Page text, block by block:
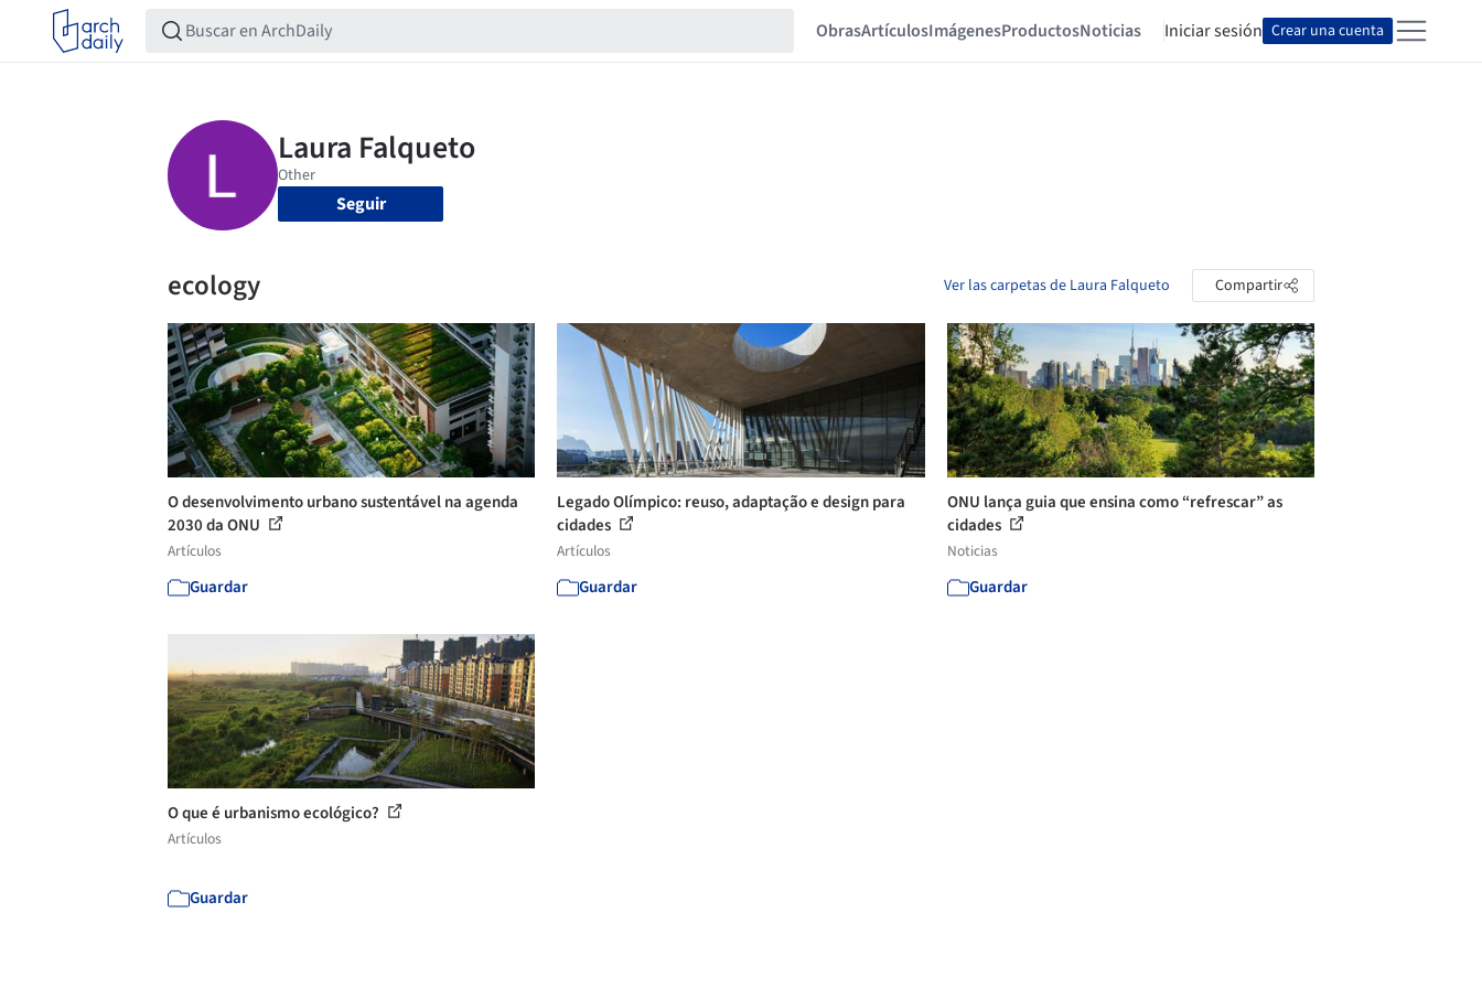
ObrasArtículosImágenesProductosNoticias Iniciar sesión Crear una cuenta
Seguir
ecology Ver las carpetas de Laura Falqueto Compartir
O desenvolvimento urbano sustentável na agenda
2030 da ONU
Artículos
Guardar
Legado Olímpico: reuso, adaptação e design para
cidades
Artículos
Guardar
ONU lança guia que ensina como “refrescar” as
cidades
Noticias
Guardar
O que é urbanismo ecológico?
Artículos
Guardar